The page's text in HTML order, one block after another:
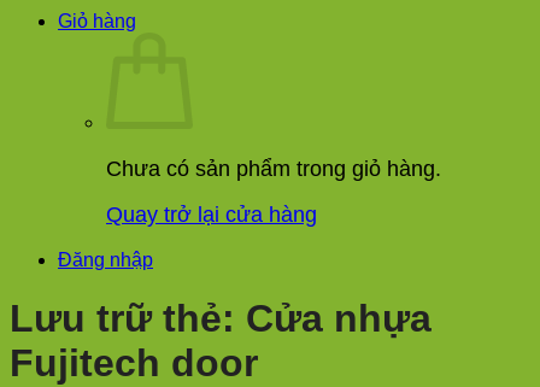
Giỏ hàng
Chưa có sản phẩm trong giỏ hàng.
Quay trở lại cửa hàng
Đăng nhập
Lưu trữ thẻ: Cửa nhựa
Fujitech door